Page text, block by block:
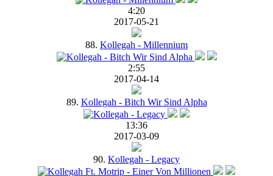
4:20
2017-05-21
88. Kollegah - Millennium
2:55
2017-04-14
89. Kollegah - Bitch Wir Sind Alpha
13:36
2017-03-09
90. Kollegah - Legacy